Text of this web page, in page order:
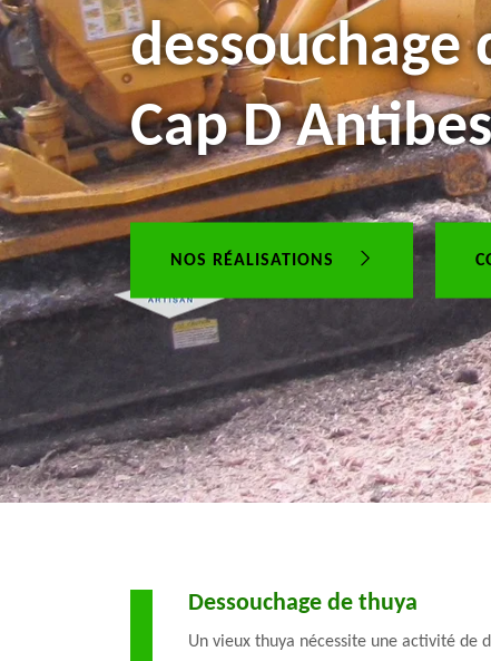
dessouchage
Cap D
NOS RÉALISATIONS
Dessouchage de thuya
Un vieux thuya nécessite une activité de